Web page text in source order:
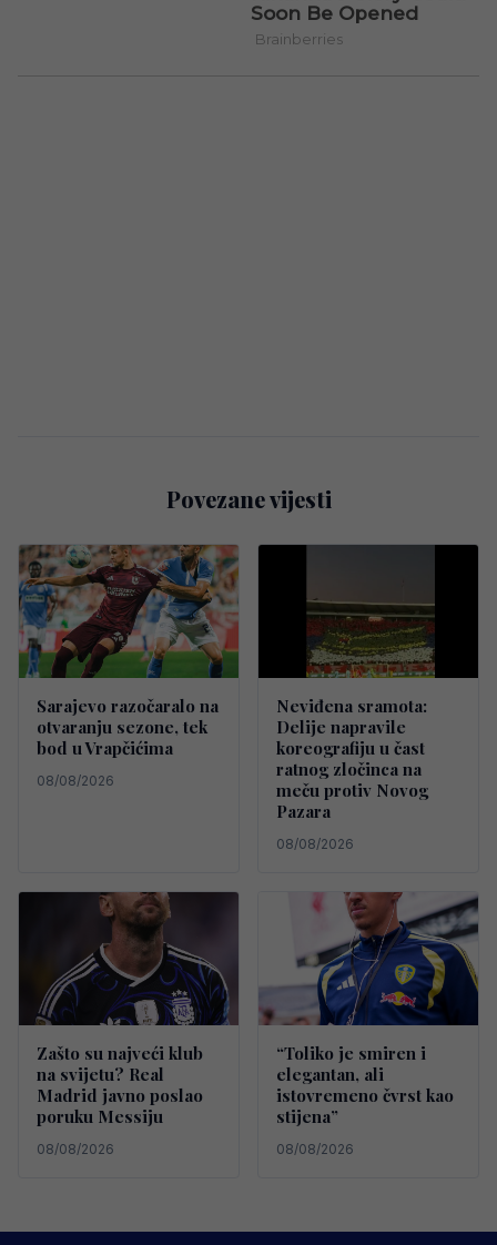
Povezane vijesti
Sarajevo razočaralo na
otvaranju sezone, tek
bod u Vrapčićima
08/08/2026
Neviđena sramota:
Delije napravile
koreografiju u čast
ratnog zločinca na
meču protiv Novog
Pazara
08/08/2026
Zašto su najveći klub
na svijetu? Real
Madrid javno poslao
poruku Messiju
08/08/2026
“Toliko je smiren i
elegantan, ali
istovremeno čvrst kao
stijena”
08/08/2026